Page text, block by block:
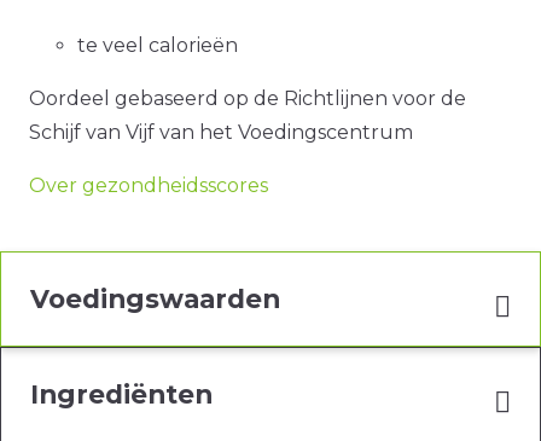
te veel calorieën
Oordeel gebaseerd op de Richtlijnen voor de
Schijf van Vijf van het Voedingscentrum
Over gezondheidsscores
Voedingswaarden
Ingrediënten